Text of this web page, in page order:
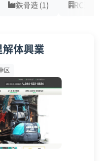
周辺などの「不燃化重
地区」内にある、旧耐
の建物または耐用年
過した老朽建築物。
塀
土木工事
廃棄物収集運搬業許可
任者
事施工技士
施工管理技士
鉄骨造 (1) RC造 (0)
体興業
区